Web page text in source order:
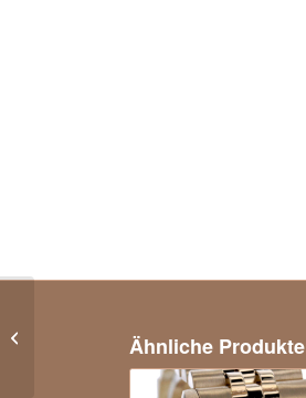
Ähnliche Produkte
750/-, Lünette mit 32